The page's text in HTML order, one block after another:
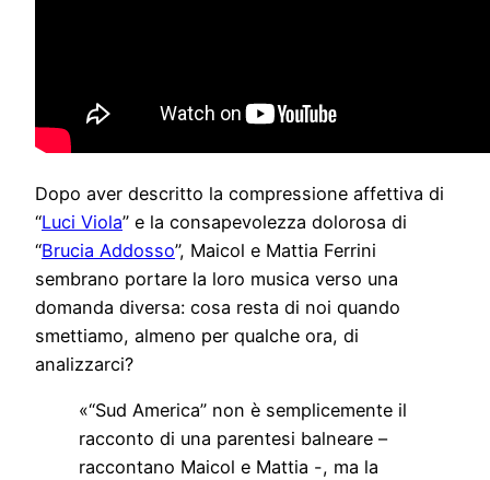
Dopo aver descritto la compressione affettiva di
“Luci Viola” e la consapevolezza dolorosa di
“Brucia Addosso”, Maicol e Mattia Ferrini
sembrano portare la loro musica verso una
domanda diversa: cosa resta di noi quando
smettiamo, almeno per qualche ora, di
analizzarci?
«“Sud America” non è semplicemente il
racconto di una parentesi balneare –
raccontano Maicol e Mattia -, ma la